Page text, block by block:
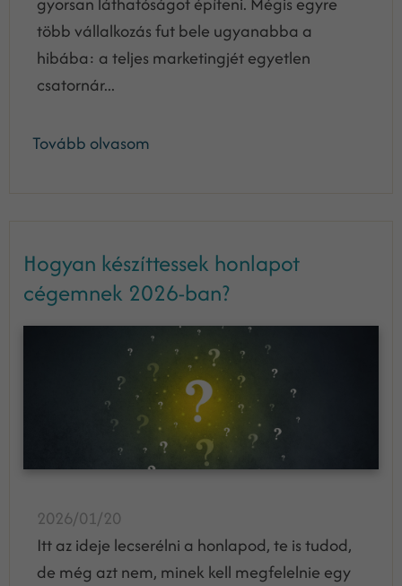
több vállalkozás fut bele ugyanabba a
hibába: a teljes marketingjét egyetlen
csatornár...
Tovább olvasom
Hogyan készíttessek honlapot
cégemnek 2026-ban?
2026/01/20
Itt az ideje lecserélni a honlapod, te is tudod,
de még azt nem, minek kell megfelelnie egy